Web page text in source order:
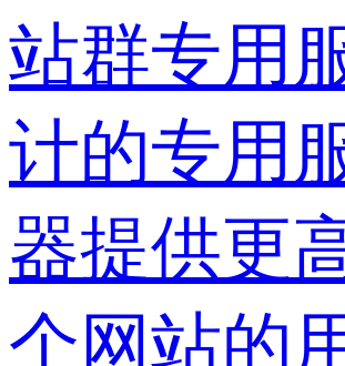
站群专用
计的专用
器提供更
个网站的